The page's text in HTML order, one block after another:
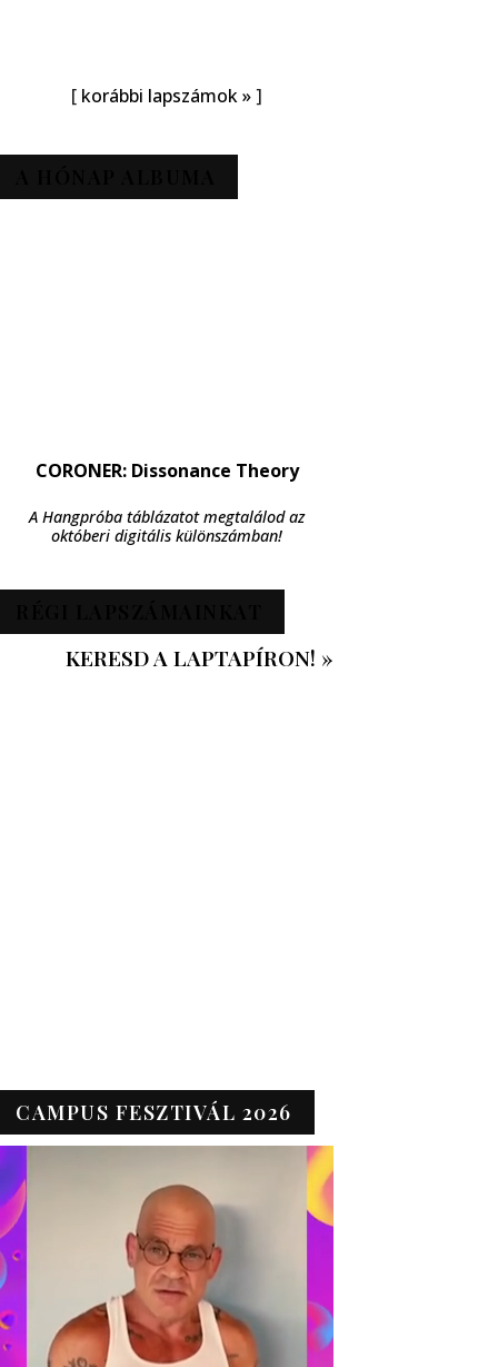
[ korábbi lapszámok »]
CORONER: Dissonance Theory
A Hangpróba táblázatot megtalálod az
októberi digitális különszámban!
KERESD A LAPTAPÍRON! »
CAMPUS FESZTIVÁL 2026